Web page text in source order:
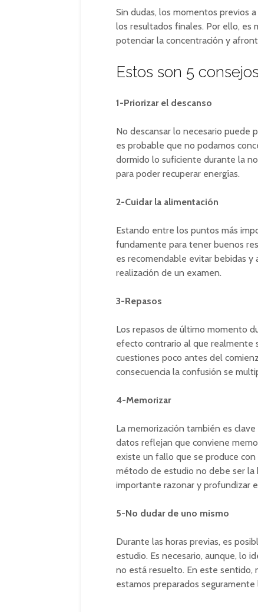
Sin dudas, los momentos previos
los resultados finales. Por ello, es
potenciar la concentración y
Estos son 5
1-Priorizar el descanso
No descansar lo necesario puede
es probable que no podamos
dormido lo suficiente durante la
para poder recuperar energías.
2-Cuidar la alimentación
Estando entre los puntos más
fundamente para tener buenos
es recomendable evitar bebidas y
realización de un examen.
3-Repasos
Los repasos de último momento
efecto contrario al que realmente
cuestiones poco antes del
consecuencia la confusión se
4-Memorizar
La memorización también es
datos reflejan que conviene
existe un fallo que se produce
método de estudio no debe ser la
importante razonar y profundizar
5-No dudar de uno mismo
Durante las horas previas, es
estudio. Es necesario, aunque, lo
no está resuelto. En este sentido,
estamos preparados